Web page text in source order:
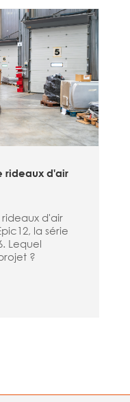
rideaux d'air
d'air
la série
Lequel
?